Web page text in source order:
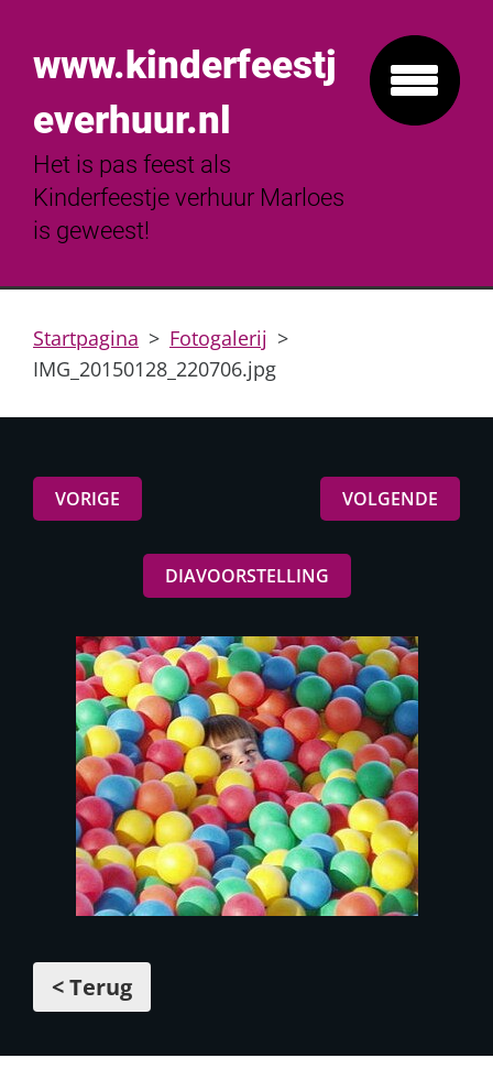
www.kinderfeestj
everhuur.nl
Het is pas feest als
Kinderfeestje verhuur Marloes
is geweest!
Startpagina > Fotogalerij >
IMG_20150128_220706.jpg
VORIGE VOLGENDE
DIAVOORSTELLING
< Terug